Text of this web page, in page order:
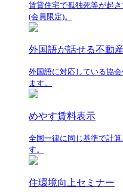
賃貸住宅で孤独死等が起
(会員限定)。
外国語が話せる不動
外国語に対応している協
ます。
めやす賃料表示
全国一律に同じ基準で計
す。
住環境向上セミナー